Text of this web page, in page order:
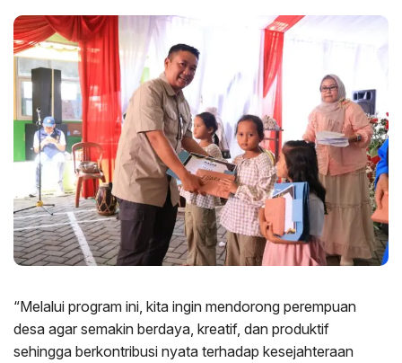
“Melalui program ini, kita ingin mendorong perempuan
desa agar semakin berdaya, kreatif, dan produktif
sehingga berkontribusi nyata terhadap kesejahteraan